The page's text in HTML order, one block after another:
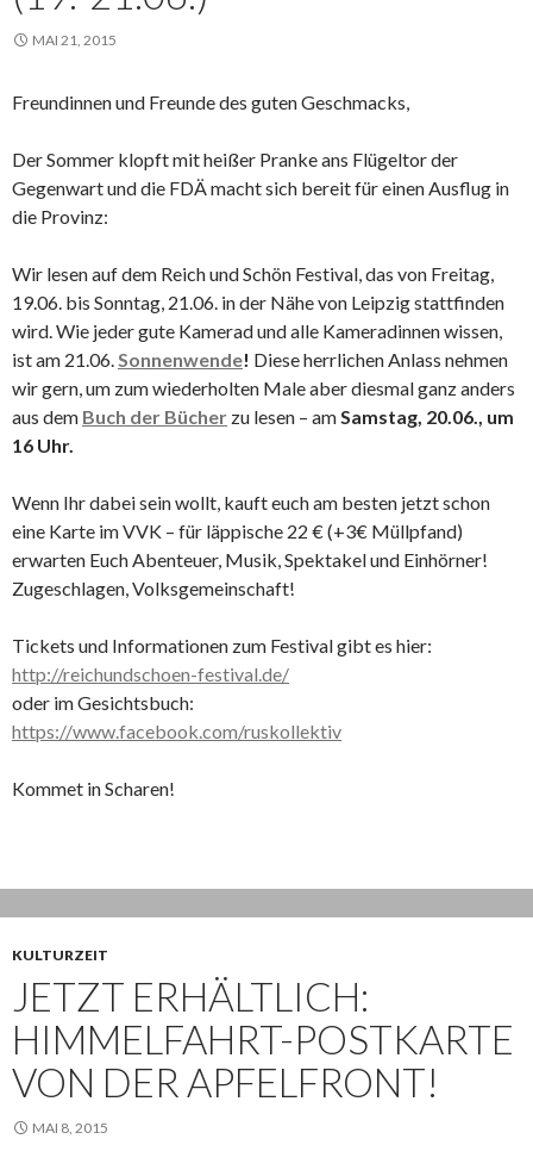
MAI 21, 2015
Freundinnen und Freunde des guten Geschmacks,
Der Sommer klopft mit heißer Pranke ans Flügeltor der
Gegenwart und die FDÄ macht sich bereit für einen Ausflug in
die Provinz:
Wir lesen auf dem Reich und Schön Festival, das von Freitag,
19.06. bis Sonntag, 21.06. in der Nähe von Leipzig stattfinden
wird. Wie jeder gute Kamerad und alle Kameradinnen wissen,
ist am 21.06.Sonnenwende! Diese herrlichen Anlass nehmen
wir gern, um zum wiederholten Male aber diesmal ganz anders
aus dem Buch der Bücher zu lesen – amSamstag, 20.06., um
16 Uhr.
Wenn Ihr dabei sein wollt, kauft euch am besten jetzt schon
eine Karte im VVK – für läppische 22 € (+3€ Müllpfand)
erwarten Euch Abenteuer, Musik, Spektakel und Einhörner!
Zugeschlagen, Volksgemeinschaft!
Tickets und Informationen zum Festival gibt es hier:
http://reichundschoen-festival.de/
oder im Gesichtsbuch:
https://www.facebook.com/ruskollektiv
Kommet in Scharen!
KULTURZEIT
JETZT ERHÄLTLICH:
HIMMELFAHRT-POSTKARTE
VON DER APFELFRONT!
MAI 8, 2015